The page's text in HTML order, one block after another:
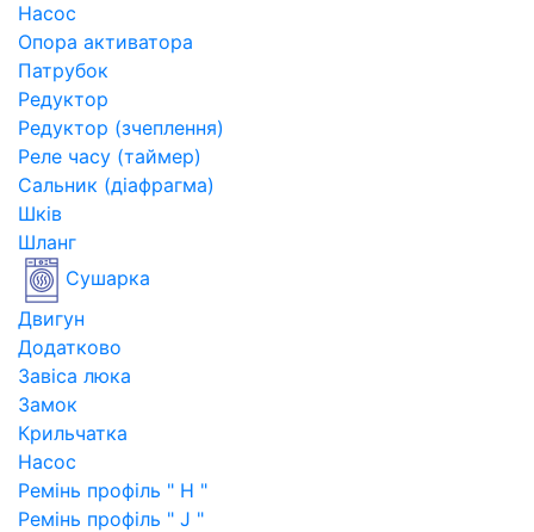
Насос
Опора активатора
Патрубок
Редуктор
Редуктор (зчеплення)
Реле часу (таймер)
Сальник (діафрагма)
Шків
Шланг
Сушарка
Двигун
Додатково
Завіса люка
Замок
Крильчатка
Насос
Ремінь профіль " H "
Ремінь профіль " J "